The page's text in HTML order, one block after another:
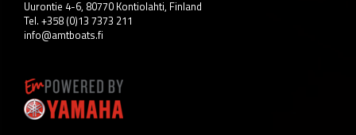
Uurontie 4-6, 80770 Kontiolahti, Finland
Tel. +358 (0)13 7373 211
info@amtboats.fi